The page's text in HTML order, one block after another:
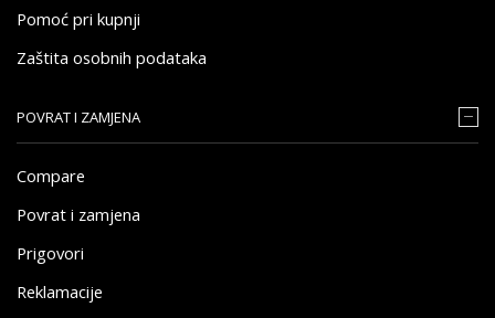
Pomoć pri kupnji
Zaštita osobnih podataka
POVRAT I ZAMJENA
Compare
Povrat i zamjena
Prigovori
Reklamacije